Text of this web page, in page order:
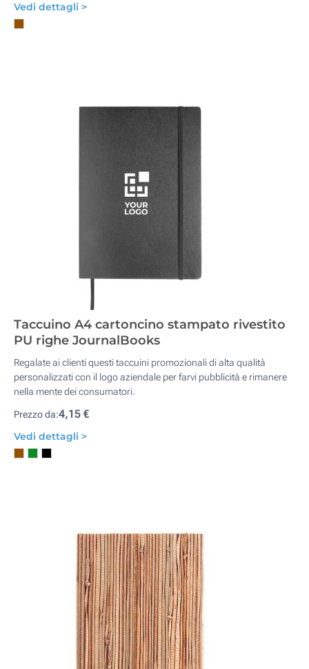
Vedi dettagli >
Taccuino A4 cartoncino stampato rivestito
PU righe JournalBooks
Regalate ai clienti questi taccuini promozionali di alta qualità
personalizzati con il logo aziendale per farvi pubblicità e rimanere
nella mente dei consumatori.
Prezzo da:4,15 €
Vedi dettagli >